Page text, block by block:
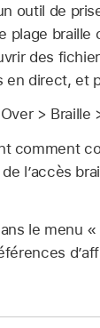
outil de
plage braille
des
en direct, et
> Braille
comment
l’accès
le menu